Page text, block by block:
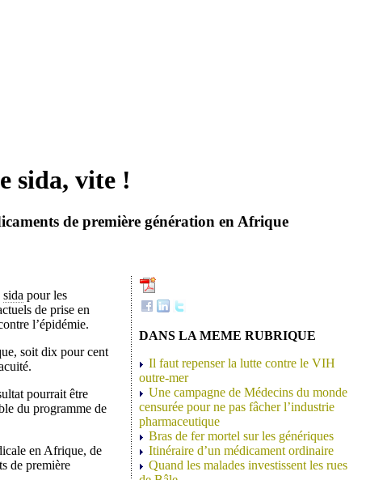
sida, vite !
de première génération en Afrique
sida pour les
de prise en
l’épidémie.
soit dix pour cent
pourrait être
du programme de
en Afrique, de
de première
DANS LA MEME RUBRIQUE
Il faut repenser la lutte contre le VIH
outre-mer
Une campagne de Médecins du monde
censurée pour ne pas fâcher l’industrie
pharmaceutique
Bras de fer mortel sur les génériques
Itinéraire d’un médicament ordinaire
Quand les malades investissent les rues